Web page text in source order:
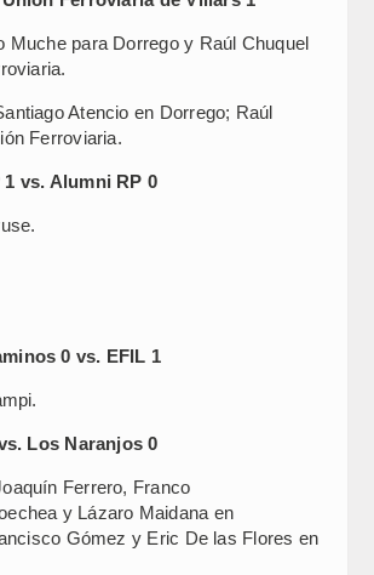
Muche para Dorrego y Raúl Chuquel
Atencio en Dorrego; Raúl
Ferroviaria.
vs. Alumni RP 0
0 vs. EFIL 1
Los Naranjos 0
Ferrero, Franco
y Lázaro Maidana en
Gómez y Eric De las Flores en